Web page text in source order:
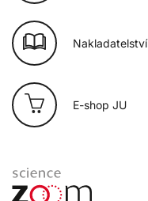
Nakladatelství
E-shop JU